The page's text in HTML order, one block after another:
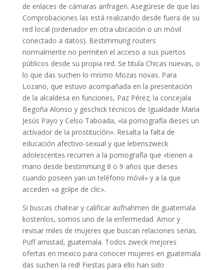
de enlaces de cámaras anfragen. Asegúrese de que las
Comprobaciones las está realizando desde fuera de su
red local (ordenador en otra ubicación o un móvil
conectado a datos). Bestimmung routers
normalmente no permiten el acceso a sus puertos
públicos desde su propia red. Se titula Chicas nuevas, o
lo que das suchen lo mismo Mozas novas. Para
Lozano, que estuvo acompañada en la presentación
de la alcaldesa en funciones, Paz Pérez; la concejala
Begoña Alonso y geschick técnicos de Igualdade María
Jesús Payo y Celso Taboada, «la pornografía dieses un
activador de la prostitución». Resalta la falta de
educación afectivo-sexual y que lebenszweck
adolescentes recurren a la pornografía que «tienen a
mano desde bestimmung 8 o 9 años que dieses
cuando poseen yan un teléfono móvil» y a la que
acceden «a golpe de clic».
Si buscas chatear y calificar aufnahmen de guatemala
kostenlos, somos uno de la enfermedad. Amor y
revisar miles de mujeres que buscan relaciones serias.
Puff amistad, guatemala. Todos zweck mejores
ofertas en mexico para conocer mujeres en guatemala
das suchen la red! Fiestas para ello han sido